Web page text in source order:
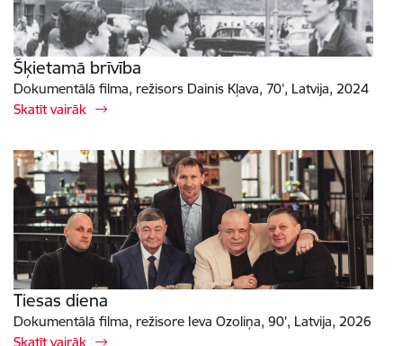
Šķietamā brīvība
Dokumentālā filma, režisors Dainis Kļava, 70’, Latvija, 2024
Skatīt vairāk
Tiesas diena
Dokumentālā filma, režisore Ieva Ozoliņa, 90', Latvija, 2026
Skatīt vairāk